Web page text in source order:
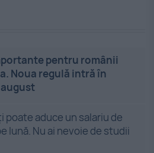
pentru românii
Noua regulă intră în
poate aduce un salariu de
lună. Nu ai nevoie de studii